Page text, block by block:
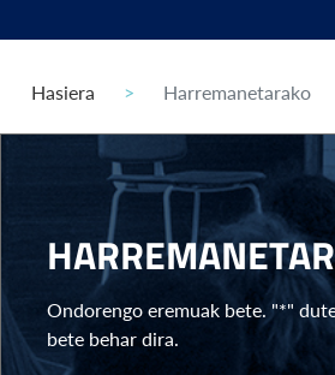
Hasiera Harremanetarako
Ondorengo eremuak bete. "*"
bete behar dira.